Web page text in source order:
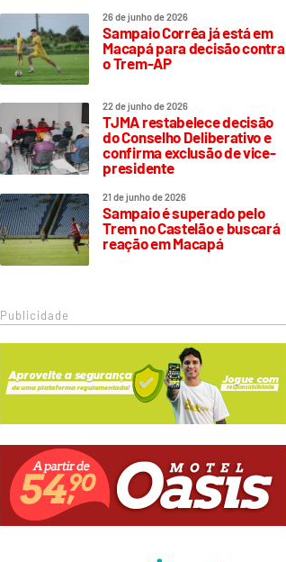
26 de junho de 2026
Sampaio Corrêa já está em
Macapá para decisão contra
o Trem-AP
22 de junho de 2026
TJMA restabelece decisão
do Conselho Deliberativo e
confirma exclusão de vice-
presidente
21 de junho de 2026
Sampaio é superado pelo
Trem no Castelão e buscará
reação em Macapá
Publicidade